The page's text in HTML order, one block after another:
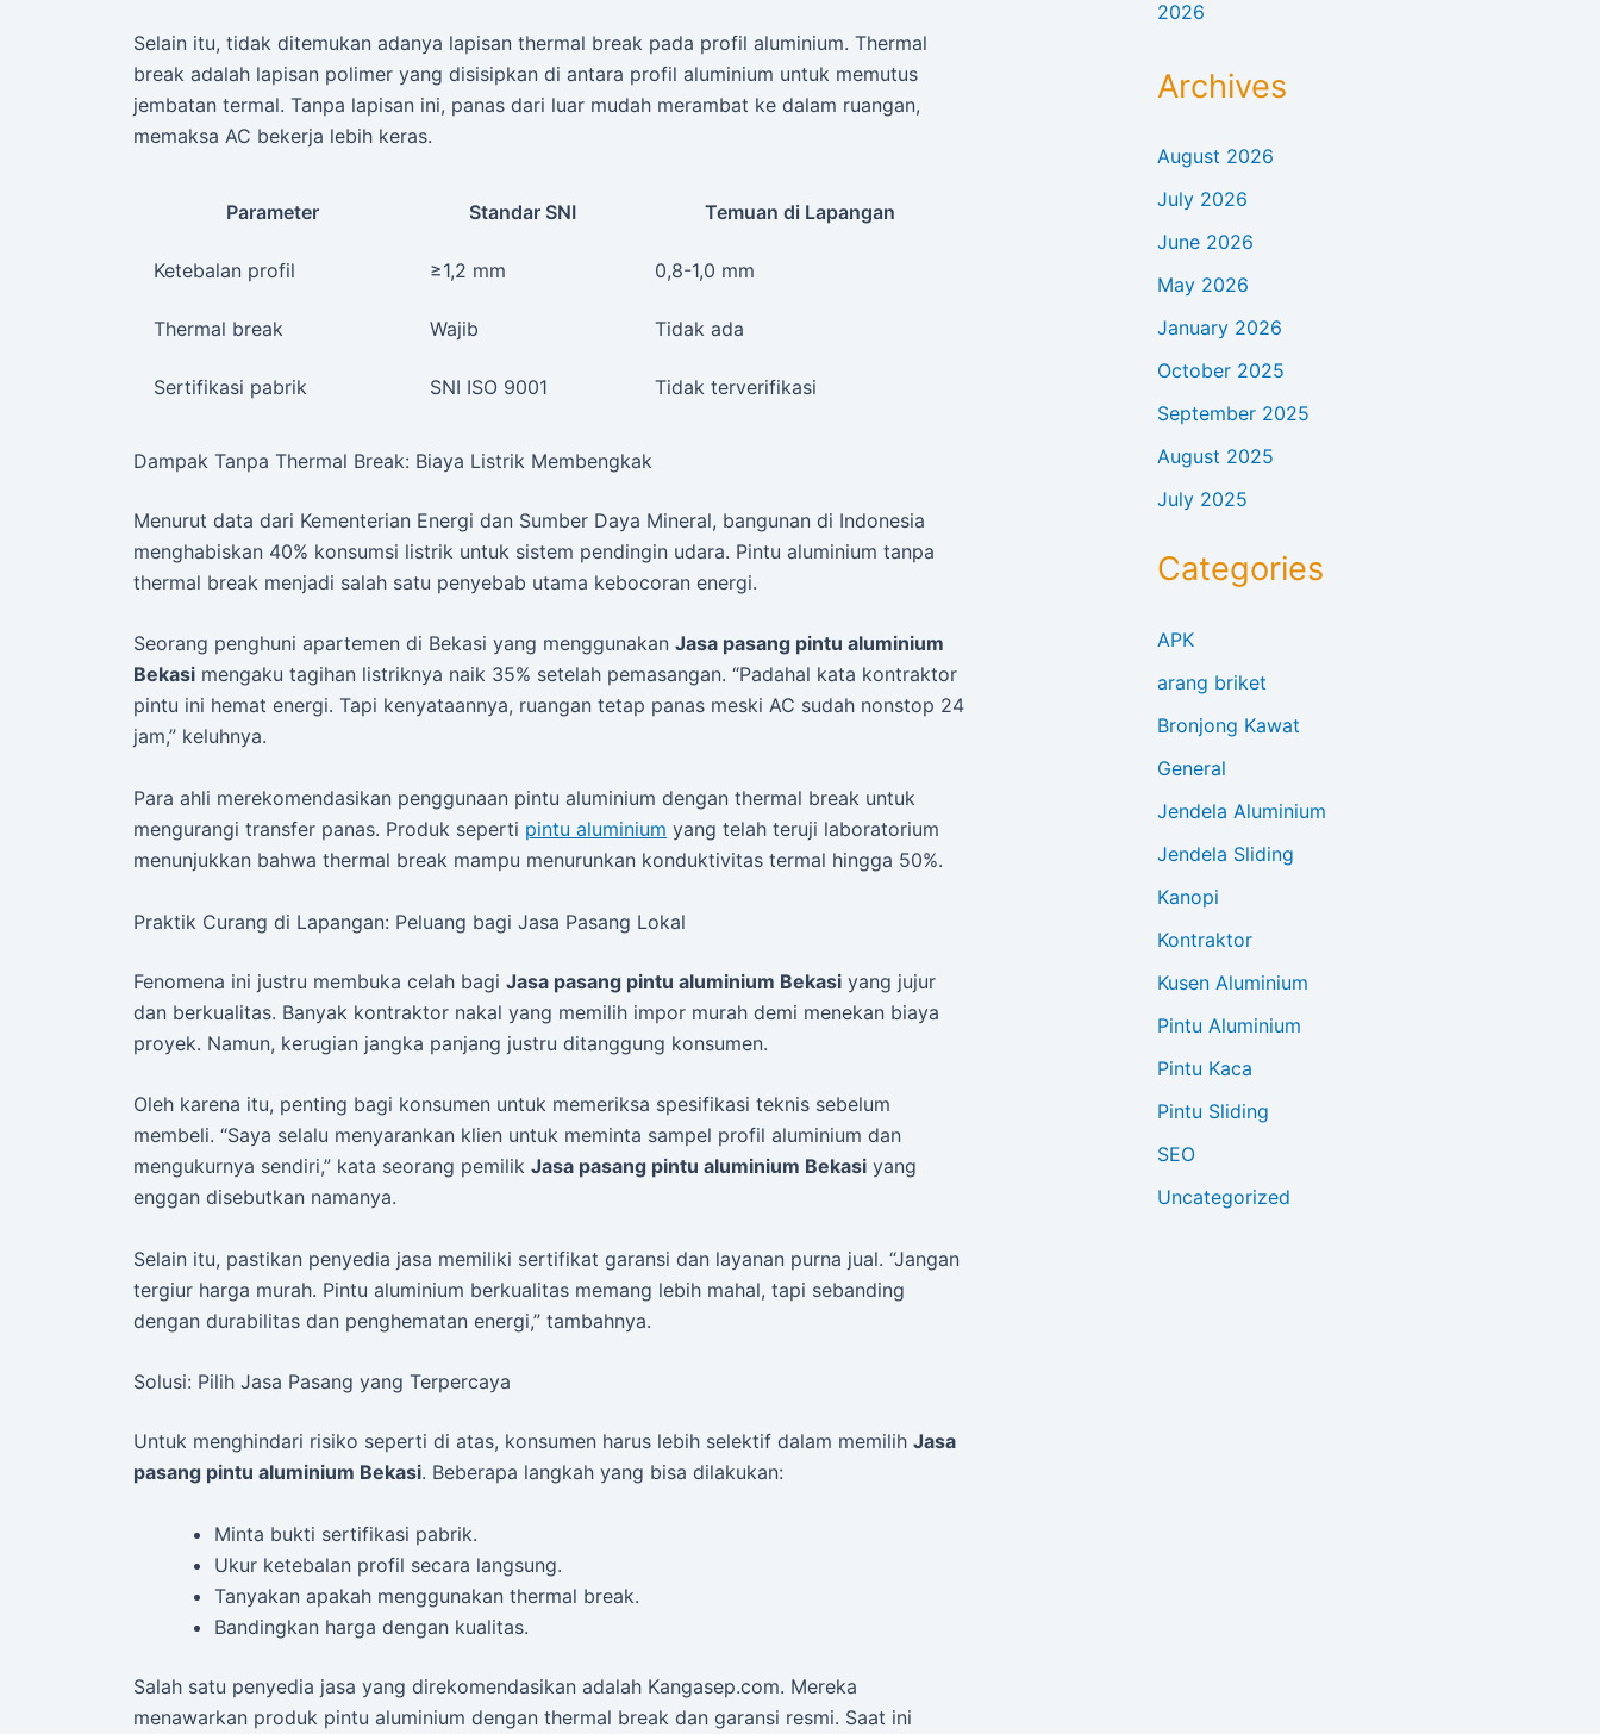
Selain itu, tidak ditemukan adanya lapisan thermal break pada profil aluminium. Thermal
break adalah lapisan polimer yang disisipkan di antara profil aluminium untuk memutus
jembatan termal. Tanpa lapisan ini, panas dari luar mudah merambat ke dalam ruangan,
memaksa AC bekerja lebih keras.
Parameter Standar SNI Temuan di Lapangan
Ketebalan profil ≥1,2 mm 0,8-1,0 mm
Thermal break Wajib Tidak ada
Sertifikasi pabrik SNI ISO 9001 Tidak terverifikasi
Dampak Tanpa Thermal Break: Biaya Listrik Membengkak
Menurut data dari Kementerian Energi dan Sumber Daya Mineral, bangunan di Indonesia
menghabiskan 40% konsumsi listrik untuk sistem pendingin udara. Pintu aluminium tanpa
thermal break menjadi salah satu penyebab utama kebocoran energi.
Seorang penghuni apartemen di Bekasi yang menggunakan Jasa pasang pintu aluminium
Bekasi mengaku tagihan listriknya naik 35% setelah pemasangan. “Padahal kata kontraktor
pintu ini hemat energi. Tapi kenyataannya, ruangan tetap panas meski AC sudah nonstop 24
jam,” keluhnya.
Para ahli merekomendasikan penggunaan pintu aluminium dengan thermal break untuk
mengurangi transfer panas. Produk seperti pintu aluminium yang telah teruji laboratorium
menunjukkan bahwa thermal break mampu menurunkan konduktivitas termal hingga 50%.
Praktik Curang di Lapangan: Peluang bagi Jasa Pasang Lokal
Fenomena ini justru membuka celah bagi Jasa pasang pintu aluminium Bekasi yang jujur
dan berkualitas. Banyak kontraktor nakal yang memilih impor murah demi menekan biaya
proyek. Namun, kerugian jangka panjang justru ditanggung konsumen.
Oleh karena itu, penting bagi konsumen untuk memeriksa spesifikasi teknis sebelum
membeli. “Saya selalu menyarankan klien untuk meminta sampel profil aluminium dan
mengukurnya sendiri,” kata seorang pemilik Jasa pasang pintu aluminium Bekasi yang
enggan disebutkan namanya.
Selain itu, pastikan penyedia jasa memiliki sertifikat garansi dan layanan purna jual. “Jangan
tergiur harga murah. Pintu aluminium berkualitas memang lebih mahal, tapi sebanding
dengan durabilitas dan penghematan energi,” tambahnya.
Solusi: Pilih Jasa Pasang yang Terpercaya
Untuk menghindari risiko seperti di atas, konsumen harus lebih selektif dalam memilih Jasa
pasang pintu aluminium Bekasi. Beberapa langkah yang bisa dilakukan:
Minta bukti sertifikasi pabrik.
Ukur ketebalan profil secara langsung.
Tanyakan apakah menggunakan thermal break.
Bandingkan harga dengan kualitas.
Salah satu penyedia jasa yang direkomendasikan adalah Kangasep.com. Mereka
menawarkan produk pintu aluminium dengan thermal break dan garansi resmi. Saat ini
2026
Archives
August 2026
July 2026
June 2026
May 2026
January 2026
October 2025
September 2025
August 2025
July 2025
Categories
APK
arang briket
Bronjong Kawat
General
Jendela Aluminium
Jendela Sliding
Kanopi
Kontraktor
Kusen Aluminium
Pintu Aluminium
Pintu Kaca
Pintu Sliding
SEO
Uncategorized